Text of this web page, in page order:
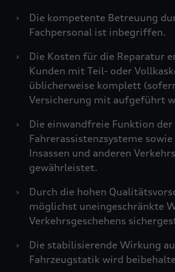
›
Die kompetente Betreuung
Fachpersonal ist inbegriffen.
›
Die Kosten für die Reparatur
Kunden mit Teil- oder
üblicherweise komplett
Versicherung mit aufgeführt
›
Die einwandfreie Funktion der
Fahrerassistenzsysteme
Insassen und anderen
gewährleistet.
›
Durch die hohen
möglichst uneingeschränkte
Verkehrsgeschehens
›
Die stabilisierende Wirkung
Fahrzeugstatik wird